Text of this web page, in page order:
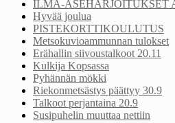
ILMA-ASEHARJOITUKSET
Hyvää joulua
PISTEKORTTIKOULUTUS
Metsokuvioammunnan tulokset
Erähallin siivoustalkoot 20.11
Kulkija Kopsassa
Pyhännän mökki
Riekonmetsästys päättyy 30.9
Talkoot perjantaina 20.9
Susipuhelin muuttaa nettiin